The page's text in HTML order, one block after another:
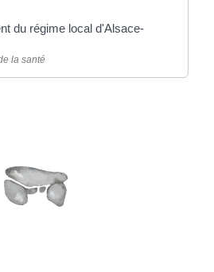
du régime local d'Alsace-
la santé